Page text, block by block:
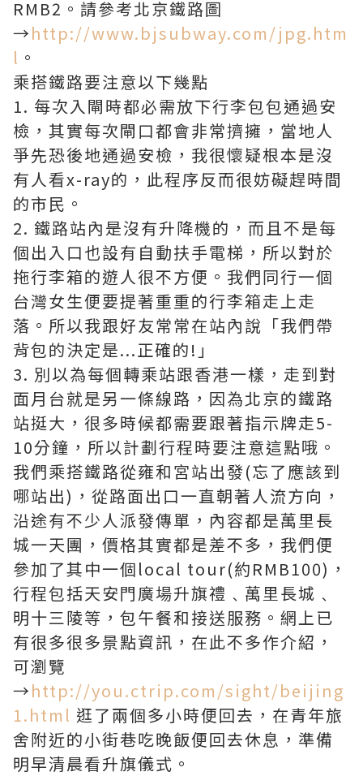
RMB2。請參考北京鐵路圖
→http://www.bjsubway.com/jpg.htm
l 。
乘搭鐵路要注意以下幾點
1. 每次入閘時都必需放下行李包包通過安
檢，其實每次閘口都會非常擠擁，當地人
爭先恐後地通過安檢，我很懷疑根本是沒
有人看x-ray的，此程序反而很妨礙趕時間
的市民。
2. 鐵路站內是沒有升降機的，而且不是每
個出入口也設有自動扶手電梯，所以對於
拖行李箱的遊人很不方便。我們同行一個
台灣女生便要提著重重的行李箱走上走
落。所以我跟好友常常在站內說「我們帶
背包的決定是...正確的!」
3. 別以為每個轉乘站跟香港一樣，走到對
面月台就是另一條線路，因為北京的鐵路
站挺大，很多時候都需要跟著指示牌走5-
10分鐘，所以計劃行程時要注意這點哦。
我們乘搭鐵路從雍和宮站出發(忘了應該到
哪站出)，從路面出口一直朝著人流方向，
沿途有不少人派發傳單，內容都是萬里長
城一天團，價格其實都是差不多，我們便
參加了其中一個local tour(約RMB100)，
行程包括天安門廣場升旗禮﹑萬里長城﹑
明十三陵等，包午餐和接送服務。網上已
有很多很多景點資訊，在此不多作介紹，
可瀏覽
→http://you.ctrip.com/sight/beijing
1.html 逛了兩個多小時便回去，在青年旅
舍附近的小街巷吃晚飯便回去休息，準備
明早清晨看升旗儀式。